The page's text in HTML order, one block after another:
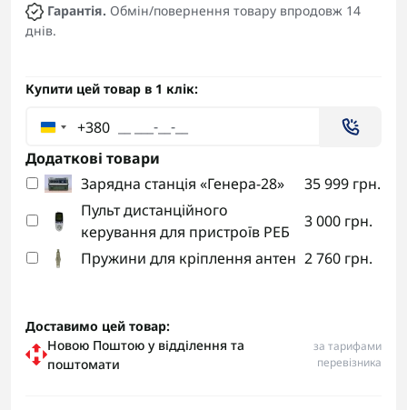
Гарантія. Обмін/повернення товару впродовж 14
днів.
Купити цей товар в 1 клік:
+380
Додаткові товари
Зарядна станція «Генера-28»
35 999 грн.
Пульт дистанційного
керування для пристроїв РЕБ
3 000 грн.
Пружини для кріплення антен 2 760 грн.
Доставимо цей товар:
Новою Поштою у відділення та
поштомати
за тарифами
перевізника